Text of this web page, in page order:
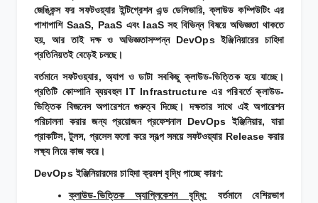
জেঙ্কিন্স ফর সফটওয়্যার ইন্টিগ্রেশন এন্ড ডেলিভারি, ক্লাউড কম্পিউটিং এর
পাশাপাশি ‍SaaS, PaaS এবং IaaS সহ বিভিন্ন বিষয়ে অভিজ্ঞতা থাকতে
হয়, আর তাই দক্ষ ও অভিজ্ঞতাসম্পন্ন DevOps ইঞ্জিনিয়ারের চাহিদা
প্রতিনিয়তই বেড়েই চলছে।
বর্তমানে সফটওয়্যার, অ্যাপ ও ডাটা সবকিছু ক্লাউড-ভিত্তিক হয়ে যাচ্ছে।
প্রতিটি কোম্পানি ব্যয়বহুল IT Infrastructure এর পরিবর্তে ক্লাউড-
ভিত্তিক বিজনেস অপারেশনে গুরুত্ব দিচ্ছে। দক্ষতার সাথে এই অপারেশন
পরিচালনা করার জন্য প্রয়োজন প্রফেশনাল DevOps ইঞ্জিনিয়ার, যারা
প্রাকটিস, টুলস, প্রসেস ফলো করে স্বল্প সময়ে সফটওয়্যার Release করার
লক্ষ্য নিয়ে কাজ করে।
DevOps ইঞ্জিনিয়ারদের চাহিদা ক্রমশ বৃদ্ধি পাচ্ছে কারণ:
ক্লাউড-ভিত্তিক অ্যাপ্লিকেশন বৃদ্ধি: বর্তমানে বেশিরভাগ